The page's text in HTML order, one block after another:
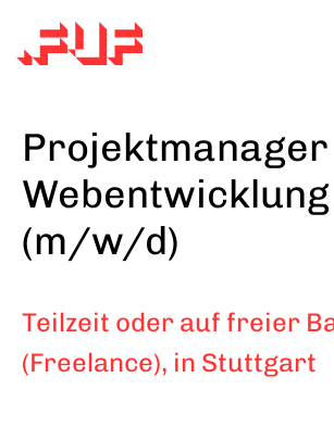
Inhalt
Projektmanager
Webentwicklung
(m/w/d)
Teilzeit oder auf freier
(Freelance), in Stuttgart